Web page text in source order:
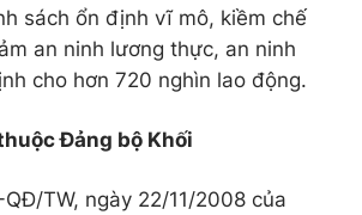
sách ổn định vĩ mô, kiềm chế
an ninh lương thực, an ninh
cho hơn 720 nghìn lao động.
Đảng bộ Khối
TW, ngày 22/11/2008 của